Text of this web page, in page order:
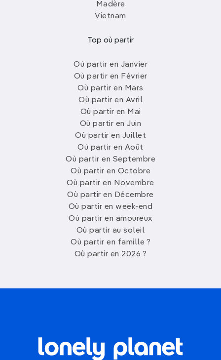
Madère
Vietnam
Top où partir
Où partir en Janvier
Où partir en Février
Où partir en Mars
Où partir en Avril
Où partir en Mai
Où partir en Juin
Où partir en Juillet
Où partir en Août
Où partir en Septembre
Où partir en Octobre
Où partir en Novembre
Où partir en Décembre
Où partir en week-end
Où partir en amoureux
Où partir au soleil
Où partir en famille ?
Où partir en 2026 ?